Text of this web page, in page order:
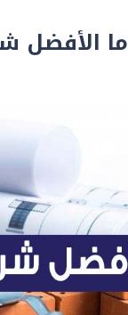
ما الأفضل